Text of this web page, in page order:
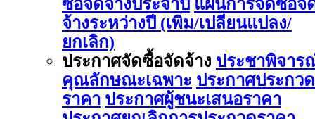
ซื้อจัดจ้างประจำปี แผนการจัดซื้อจั
จ้างระหว่างปี (เพิ่ม/เปลี่ยนแปลง/
ยกเลิก)
ประกาศจัดซื้อจัดจ้าง ประชาพิจาร
คุณลักษณะเฉพาะ ประกาศประกวด
ราคา ประกาศผู้ชนะเสนอราคา